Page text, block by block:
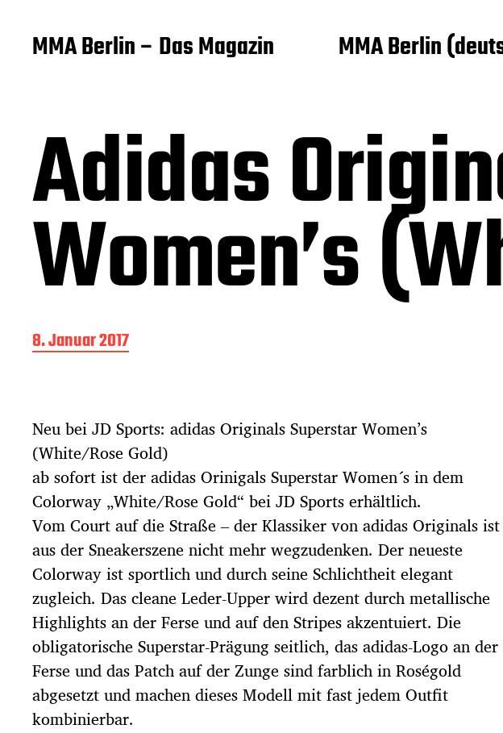
MMA Berlin – Das Magazin MMA Berlin
Adidas
Women’s
B
e
a
g
s
d
a
t
u
m
8. Januar 2017
Neu bei JD Sports: adidas Originals Superstar Women’s
(White/Rose Gold)
ab sofort ist der adidas Orinigals Superstar Women´s in dem
Colorway „White/Rose Gold“ bei JD Sports erhältlich.
Vom Court auf die Straße – der Klassiker von adidas Originals ist
aus der Sneakerszene nicht mehr wegzudenken. Der neueste
Colorway ist sportlich und durch seine Schlichtheit elegant
zugleich. Das cleane Leder-Upper wird dezent durch metallische
Highlights an der Ferse und auf den Stripes akzentuiert. Die
obligatorische Superstar-Prägung seitlich, das adidas-Logo an der
Ferse und das Patch auf der Zunge sind farblich in Roségold
abgesetzt und machen dieses Modell mit fast jedem Outfit
kombinierbar.